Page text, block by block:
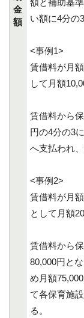
金
額
額と補助基
い額に4分の
<事例1>
賃借料が月
して月額
賃借料から
円の4分の3
へ支払われ
<事例2>
賃借料が月
として月額
賃借料から
80,000円と
め月額
て各保育施
る。